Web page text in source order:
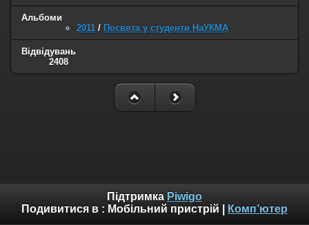
Альбоми
2011 / Посвята у студенти НаУКМА
Відвідувань
2408
Підтримка Piwigo
Подивитися в : Мобільний пристрій Комп’ютер